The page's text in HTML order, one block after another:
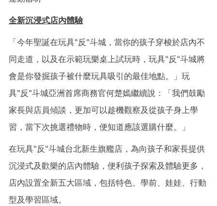
全新沉浸式店內體驗
「今年聖誕在玩具"反"斗城，當你的孩子穿梭於店內不
同走道，以及在示範玩樂桌上試玩時，玩具"反"斗城將
會是你發掘孩子被什麼玩具吸引的最佳地點。」玩
具"反"斗城亞洲首席商務官何楚嫣繼續說：「我們鼓勵
家長與店員傾談，更加可以趁機觀察及從孩子身上學
習，當下次挑選禮物時，便知道應該選購什麼。」
在玩具"反"斗城台北新生旗艦店，為向孩子和家長提供
沉浸式及歡樂的店內體驗，便利孩子探索及體驗更多，
店內設置全新五大區域，包括特色、學前、娃娃、行動
型及學習區域。